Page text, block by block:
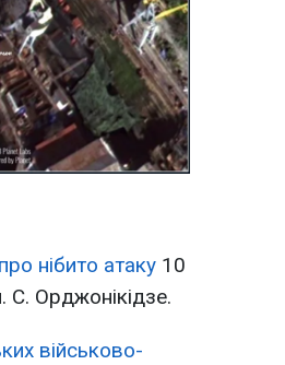
нібито атаку 10
С. Орджонікідзе.
військово-